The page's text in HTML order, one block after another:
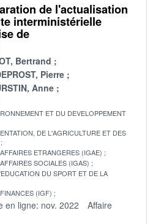
de l'actualisation
interministérielle
de
Bertrand
Pierre
Anne
ET DU DEVELOPPEMENT
DE L'AGRICULTURE ET DES
ETRANGERES (IGAE)
SOCIALES (IGAS)
DU SPORT ET DE LA
(IGF)
en ligne: nov. 2022
Affaire